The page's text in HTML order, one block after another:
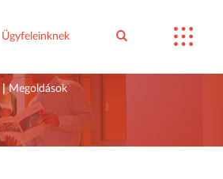
Ügyfeleinknek
| Megoldások